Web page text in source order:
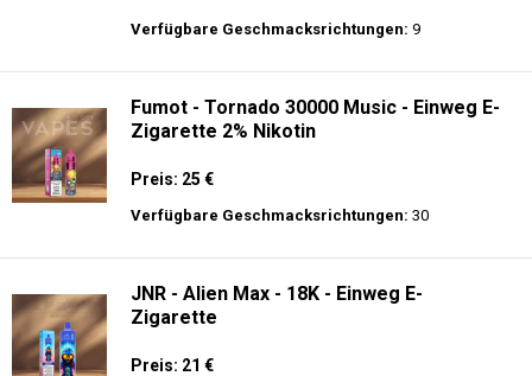
Verfügbare Geschmacksrichtungen: 9
Fumot - Tornado 30000 Music - Einweg E-
Zigarette 2% Nikotin
Preis: 25 €
Verfügbare Geschmacksrichtungen: 30
JNR - Alien Max - 18K - Einweg E-
Zigarette
Preis: 21 €